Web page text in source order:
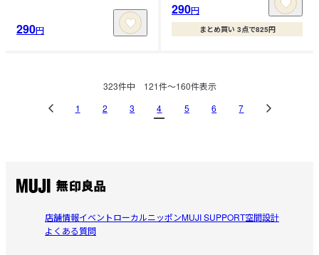
290円
290円
まとめ買い 3点で825円
323件中 121件〜160件表示
1
2 3 4 5 6 7
店舗情報イベントローカルニッポンMUJI SUPPORT空間設計
よくある質問